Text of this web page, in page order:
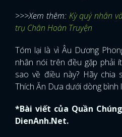
>>>Xem thêm: Kỳ quý nhân
trụ Chân Hoàn Truyện
Tóm lại là vì Âu Dương
nhân nói trên đều gặp phải
sao về điều này? Hãy chia
Thích Ăn Dưa dưới dòng bình
*Bài viết của Quần
DienAnh.Net.